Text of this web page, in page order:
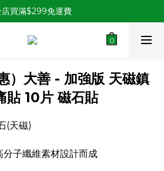
店買滿$299免運費
）大善 - 加強版 天磁鎮
貼 10片 磁石貼
(天磁)
子纖維素材設計而成